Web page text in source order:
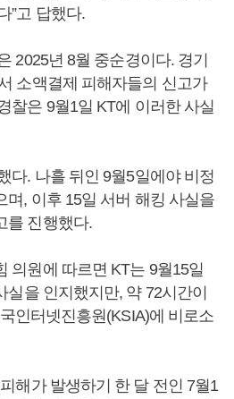
”고 답했다.
2025년 8월 중순경이다. 경기
소액결제 피해자들의 신고가
찰은 9월1일 KT에 이러한 사실
다. 나흘 뒤인 9월5일에야 비정
며, 이후 15일 서버 해킹 사실을
를 진행했다.
의원에 따르면 KT는 9월15일
을 인지했지만, 약 72시간이
인터넷진흥원(KSIA)에 비로소
해가 발생하기 한 달 전인 7월1